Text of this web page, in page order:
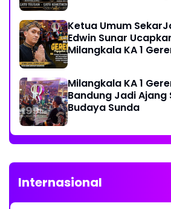
Ketua Umum
Edwin Sunar
Milangkala KA 1
Milangkala KA 1
Bandung Jadi Ajang
Budaya Sunda
Internasional